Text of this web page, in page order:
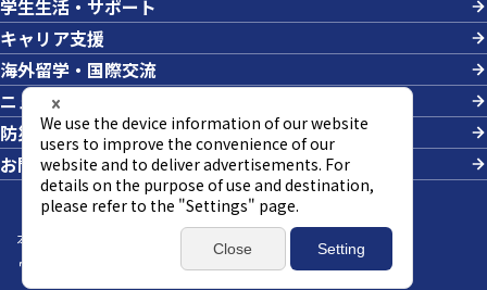
学生生活・サポート
キャリア支援
海外留学・国際交流
ニュース＆イベント
防災・危機管理
お問い合わせ
本サイトについて
個人情報の取り扱い
ウェブアクセシビリティ方針SNSポリシー